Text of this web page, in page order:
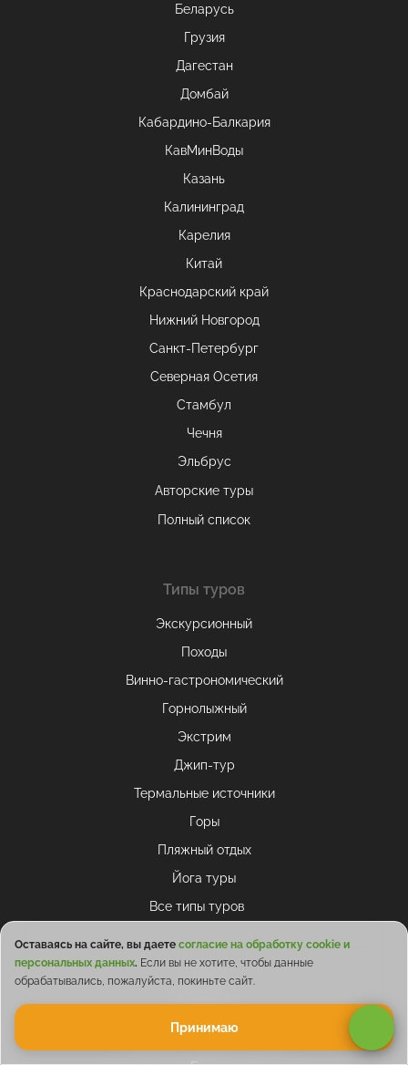
Беларусь
Грузия
Дагестан
Домбай
Кабардино-Балкария
КавМинВоды
Казань
Калининград
Карелия
Китай
Краснодарский край
Нижний Новгород
Санкт-Петербург
Северная Осетия
Стамбул
Чечня
Эльбрус
Авторские туры
Полный список
Типы туров
Экскурсионный
Походы
Винно-гастрономический
Горнолыжный
Экстрим
Джип-тур
Термальные источники
Горы
Пляжный отдых
Йога туры
Все типы туров
О нас
Как стать туроператором
Оставаясь на сайте, вы даете согласие на обработку cookie и
персональных данных. Если вы не хотите, чтобы данные
обрабатывались, пожалуйста, покиньте сайт.
Принимаю